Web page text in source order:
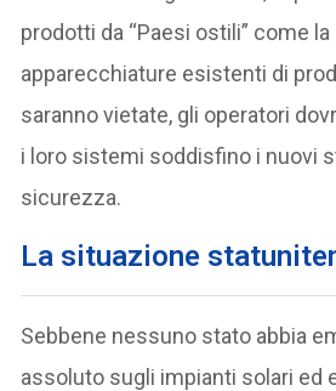
prodotti da “Paesi ostili” come
apparecchiature esistenti di
saranno vietate, gli operatori
i loro sistemi soddisfino i nuovi
sicurezza.
La situazione
Sebbene nessuno stato abbia
assoluto sugli impianti solari ed